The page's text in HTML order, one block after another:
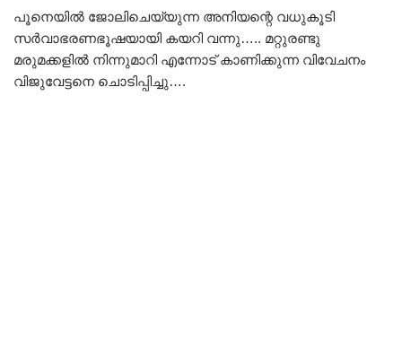
പൂനെയിൽ ജോലിചെയ്യുന്ന അനിയന്റെ വധുകൂടി
സർവാഭരണഭൂഷയായി കയറി വന്നു….. മറ്റുരണ്ടു
മരുമക്കളിൽ നിന്നുമാറി എന്നോട് കാണിക്കുന്ന വിവേചനം
വിജുവേട്ടനെ ചൊടിപ്പിച്ചു….